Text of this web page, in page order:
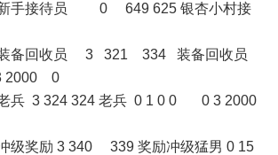
/新手接待员 0 649 625 银杏小村接
/装备回收员 3 321 334 装备回收员
0
兵 3 324 324 老兵 0 1 0 0 0 3 2000
级奖励 3 340 339 奖励冲级猛男 0 15